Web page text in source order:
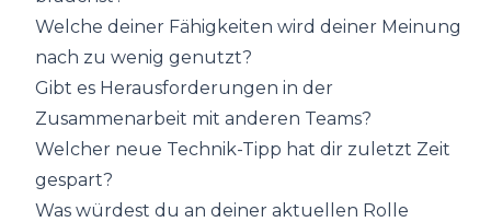
Welche deiner Fähigkeiten wird deiner Meinung
nach zu wenig genutzt?
Gibt es Herausforderungen in der
Zusammenarbeit mit anderen Teams?
Welcher neue Technik-Tipp hat dir zuletzt Zeit
gespart?
Was würdest du an deiner aktuellen Rolle